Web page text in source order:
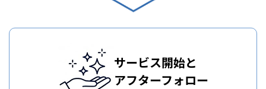
サービス開始と
アフターフォロー